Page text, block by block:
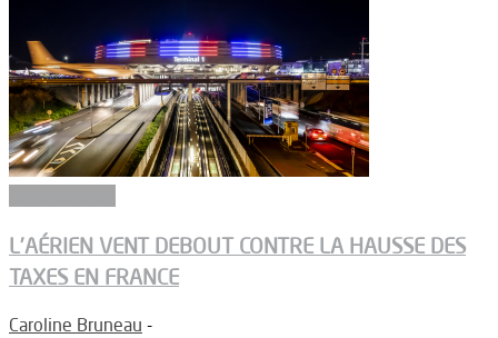
L’AÉRIEN VENT DEBOUT CONTRE LA HAUSSE DES
TAXES EN FRANCE
Caroline Bruneau -